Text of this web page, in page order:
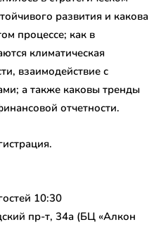
развития и какова
процессе; как в
климатическая
взаимодействие с
а также каковы тренды
отчетности.
10:30
пр-т, 34а (БЦ «Алкон